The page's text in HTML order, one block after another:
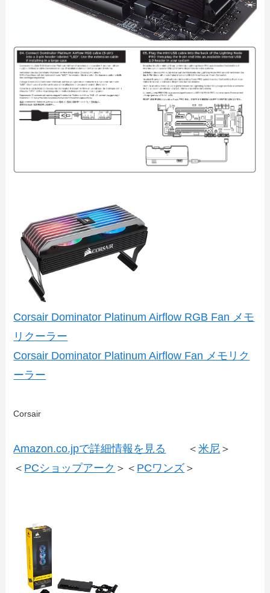
Corsair Dominator Platinum Airflow RGB Fan メモ
リクーラー
Corsair Dominator Platinum Airflow Fan メモリク
ーラー
Corsair
Amazon.co.jpで詳細情報を見る ＜米尼 ＞
＜ PCショップアーク ＞＜ PCワンズ ＞